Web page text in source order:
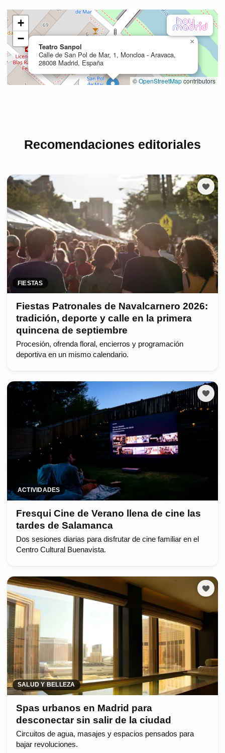
Recomendaciones editoriales
FIESTAS
Fiestas Patronales de Navalcarnero 2026:
tradición, deporte y calle en la primera
quincena de septiembre
Procesión, ofrenda floral, encierros y programación
deportiva en un mismo calendario.
ACTIVIDADES
Fresqui Cine de Verano llena de cine las
tardes de Salamanca
Dos sesiones diarias para disfrutar de cine familiar en el
Centro Cultural Buenavista.
SALUD Y BELLEZA
Spas urbanos en Madrid para
desconectar sin salir de la ciudad
Circuitos de agua, masajes y espacios pensados para
bajar revoluciones.